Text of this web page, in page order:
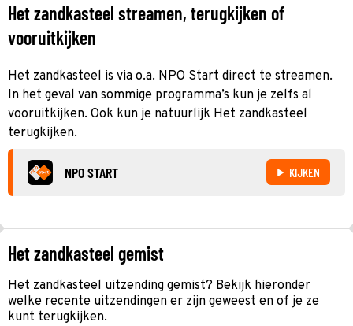
Het zandkasteel streamen, terugkijken of
vooruitkijken
Het zandkasteel is via o.a. NPO Start direct te streamen.
In het geval van sommige programma’s kun je zelfs al
vooruitkijken. Ook kun je natuurlijk Het zandkasteel
terugkijken.
NPO START KIJKEN
Het zandkasteel gemist
Het zandkasteel uitzending gemist? Bekijk hieronder
welke recente uitzendingen er zijn geweest en of je ze
kunt terugkijken.